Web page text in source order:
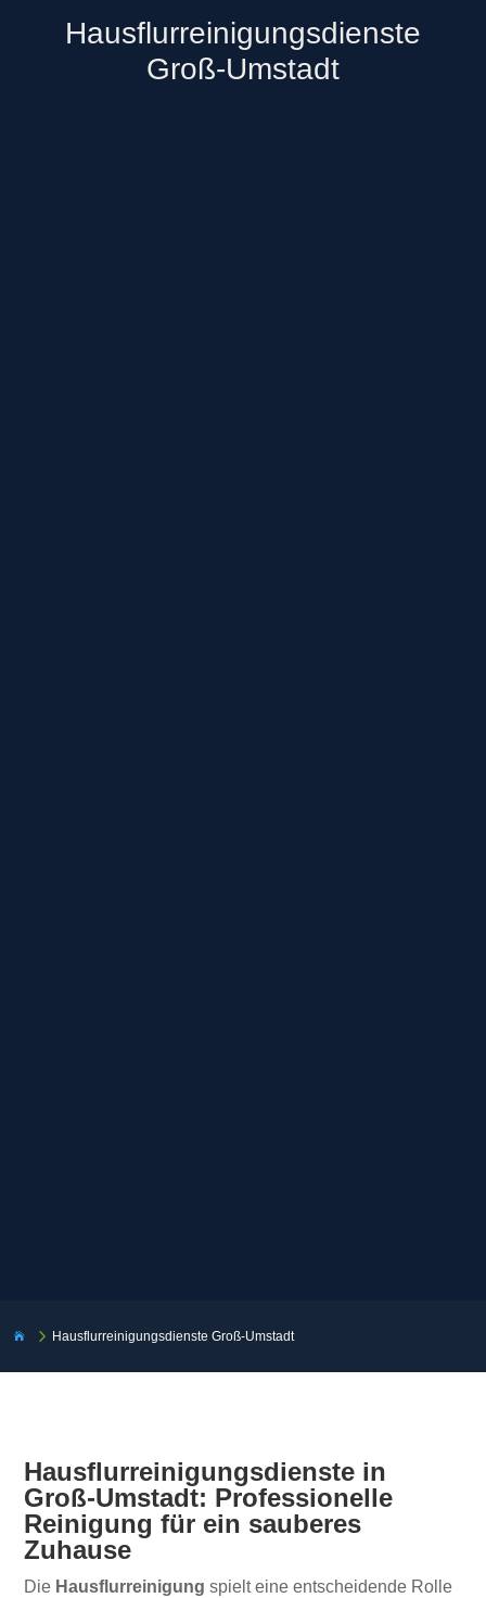
Hausflurreinigungsdienste
Groß-Umstadt
 5 Hausflurreinigungsdienste Groß-Umstadt
Hausflurreinigungsdienste in
Groß-Umstadt: Professionelle
Reinigung für ein sauberes
Zuhause
Die Hausflurreinigung spielt eine entscheidende Rolle